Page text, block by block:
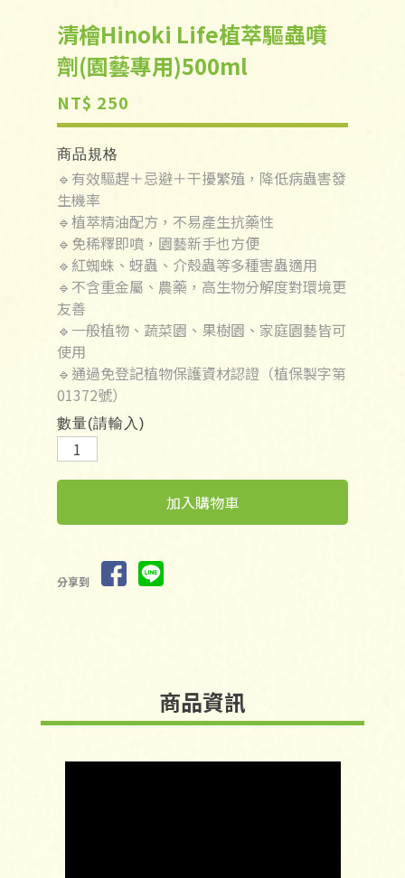
清檜Hinoki Life植萃驅蟲噴
劑(園藝專用)500ml
NT$ 250
商品規格
🔹有效驅趕＋忌避＋干擾繁殖，降低病蟲害發
生機率
🔹植萃精油配方，不易產生抗藥性
🔹免稀釋即噴，園藝新手也方便
🔹紅蜘蛛、蚜蟲、介殼蟲等多種害蟲適用
🔹不含重金屬、農藥，高生物分解度對環境更
友善
🔹一般植物、蔬菜園、果樹園、家庭園藝皆可
使用
🔹通過免登記植物保護資材認證（植保製字第
01372號）
數量(請輸入)
加入購物車
分享到
商品資訊